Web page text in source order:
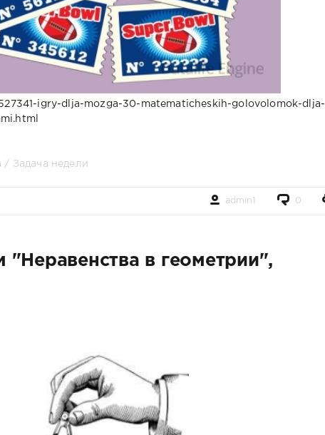
igry-dlja-mozga-30-matematicheskih-golovolomok-dlja-
/ Задача недели
admin1 0
"Неравенства в геометрии",